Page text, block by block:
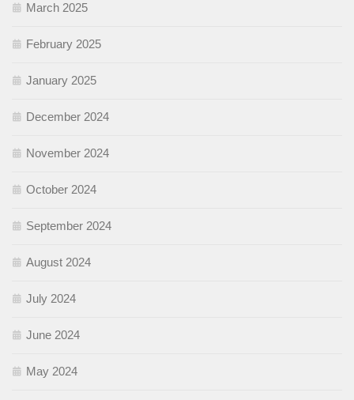
March 2025
February 2025
January 2025
December 2024
November 2024
October 2024
September 2024
August 2024
July 2024
June 2024
May 2024